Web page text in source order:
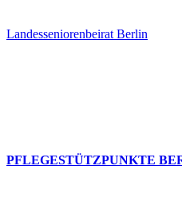
Landesseniorenbeirat Berlin
PFLEGESTÜTZPUNKTE